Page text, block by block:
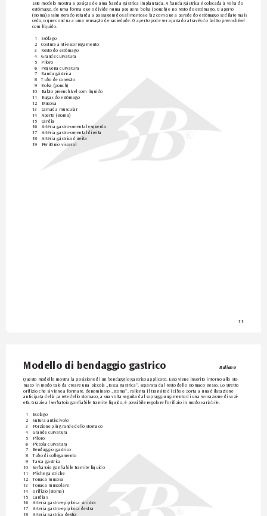
Este modelo mostra a posição de uma banda gástrica implantada. A banda gástrica é colocada à volta do
estômago, de uma forma que o divide numa pequena bolsa (pouch) e no resto do estómago. O a perto
(stoma) assim gerado retarda a passagem dos alimentos e faz com que a parede do estômago se dilate mais
cedo, o que conduz a uma sensação de saciedade. O aperto pode ser ajustado através do balão preenchível
com líquido.
1
Esôfago
2
Costura anti-escorregamento
3 Resto do estômago
4 Grande curvatura
5 Piloro
6
Pequena curvatura
7
Banda gástrica
8 Tubo de conexão
9
Bolsa (pouch)
10
Balão preenchível com líquido
11
Rugas do estômago
12
Mucosa
13
Camada muscular
14
Aperto (stoma)
15
Cárdia
16
Artéria gastro-omental esquerda
17
Artéria gastro-omental direita
18
Artéria gástrica direita
19 Peritônio visceral
11
Modello di bendaggio gastrico Italiano
Questo modello mostra la posizione di un bendaggio gastrico applicato. Esso viene inserito intorno allo sto-
maco in modo tale da creare una piccola „tasca gastrica“, separata dal resto dello stomaco stesso. Lo stretto
orifizio che si viene a formare, denominato „stoma“, rallenta il transito di cibo e porta a una dilatazione
anticipata della parete dello stomaco, a sua volta seguita dal sopraggiungimento di una sensazione di sazi-
età. Grazie al serbatoio gonfiabile tramite liquido, è possibile regolare l’orifizio in modo variabile.
1
Esofago
2
Sutura antiscivolo
3
Porzione più grande dello stomaco
4 Grande curvatura
5
Piloro
6
Piccola curvatura
7
Bendaggio gastrico
8
Tubo di collegamento
9
Tasca gastrica
10
Serbatoio gonfiabile tramite liquido
11
Pliche gastriche
12 Tonaca mucosa
13 Tonaca muscolare
14
Orifizio (stoma)
15
Cardias
16
Arteria gastro-epiploica sinistra
17
Arteria gastro-epiploica destra
18
Arteria gastrica destra